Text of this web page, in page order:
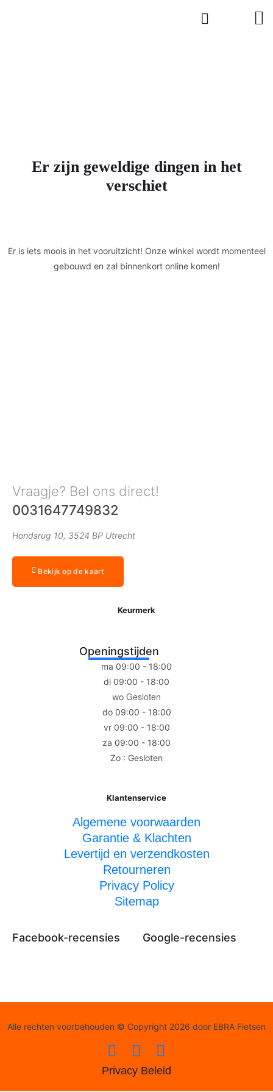
Er zijn geweldige dingen in het
verschiet
Er is iets moois in het vooruitzicht! Onze winkel wordt momenteel
gebouwd en zal binnenkort online komen!
Vraagje? Bel ons direct!
0031647749832
Hondsrug 10, 3524 BP Utrecht
Bekijk op de kaart
Keurmerk
Openingstijden
ma 09:00 - 18:00
di 09:00 - 18:00
wo Gesloten
do 09:00 - 18:00
vr 09:00 - 18:00
za 09:00 - 18:00
Zo : Gesloten
Klantenservice
Algemene voorwaarden
Garantie & Klachten
Levertijd en verzendkosten
Retourneren
Privacy Policy
Sitemap
Facebook-recensies Google-recensies
Alle rechten voorbehouden © Copyright 2026 door EBRA Fietsen
Privacy Beleid